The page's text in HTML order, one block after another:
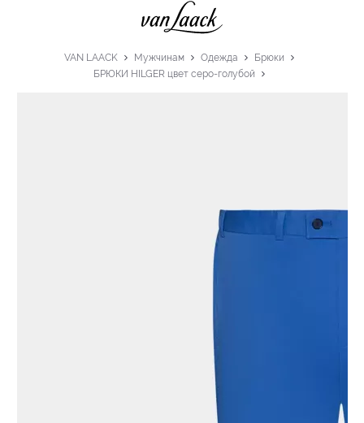
VAN LAACK Мужчинам Одежда
Брюки
БРЮКИ HILGER цвет серо-голубой